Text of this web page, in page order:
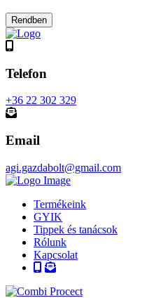
Telefon
+36 22 302 329
Email
agi.gazdabolt@gmail.com
Termékeink
GYIK
Tippek és tanácsok
Rólunk
Kapcsolat